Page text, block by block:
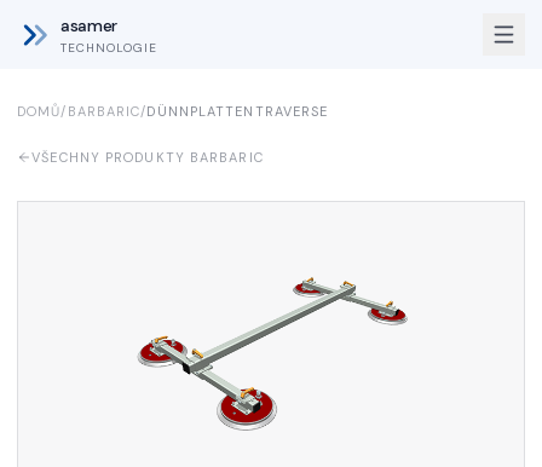
asamer
TECHNOLOGIE
DOMŮ/ BARBARIC/DÜNNPLATTENTRAVERSE
VŠECHNY PRODUKTY BARBARIC